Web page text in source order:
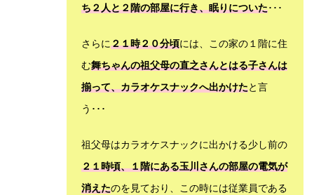
ち２人と２階の部屋に行き、眠りについた･･･
さらに２１時２０分頃には、この家の１階に住
む舞ちゃんの祖父母の直之さんとはる子さんは
揃って、カラオケスナックへ出かけたと言
う･･･
祖父母はカラオケスナックに出かける少し前の
２１時頃、１階にある玉川さんの部屋の電気が
消えたのを見ており、この時には従業員である